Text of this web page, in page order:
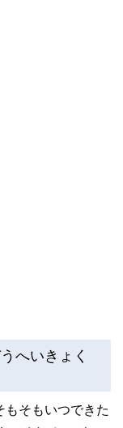
へいきょく
もそもいつできた